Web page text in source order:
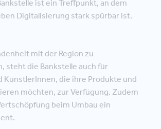
ist ein Treffpunkt, an dem
Digitalisierung stark spürbar ist.
mit der Region zu
steht die Bankstelle auch für
KünstlerInnen, die ihre Produkte und
möchten, zur Verfügung. Zudem
beim Umbau ein